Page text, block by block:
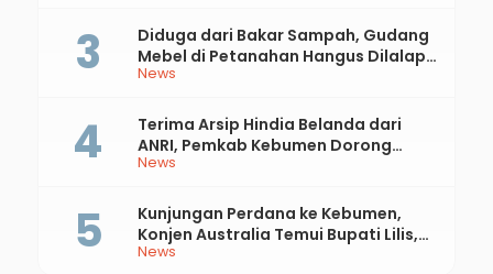
News
Diduga dari Bakar Sampah, Gudang
Mebel di Petanahan Hangus Dilalap
Api
News
Terima Arsip Hindia Belanda dari
ANRI, Pemkab Kebumen Dorong
Integrasi Sejarah, Geopark, dan
News
Kunjungan Perdana ke Kebumen,
Konjen Australia Temui Bupati Lilis,
Ini yang Dibahas